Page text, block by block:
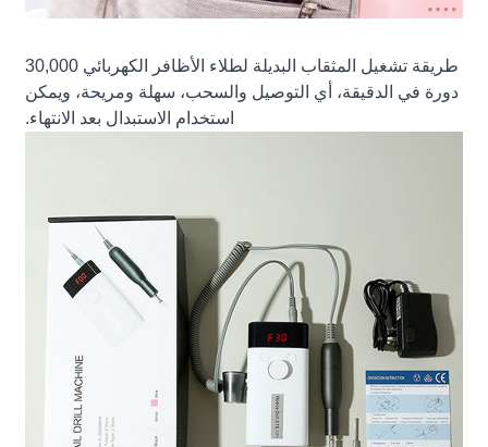
طريقة تشغيل المثقاب البديلة لطلاء الأظافر الكهربائي 30,000
دورة في الدقيقة، أي التوصيل والسحب، سهلة ومريحة، ويمكن
استخدام الاستبدال بعد الانتهاء.